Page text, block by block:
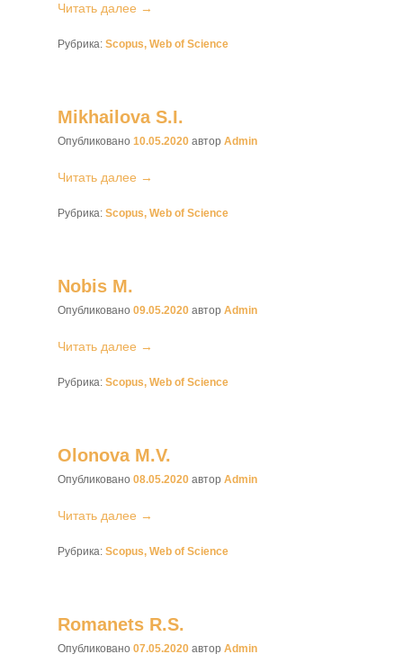
Читать далее →
Рубрика: Scopus, Web of Science
Mikhailova S.I.
Опубликовано 10.05.2020 автор Admin
Читать далее →
Рубрика: Scopus, Web of Science
Nobis M.
Опубликовано 09.05.2020 автор Admin
Читать далее →
Рубрика: Scopus, Web of Science
Olonova M.V.
Опубликовано 08.05.2020 автор Admin
Читать далее →
Рубрика: Scopus, Web of Science
Romanets R.S.
Опубликовано 07.05.2020 автор Admin